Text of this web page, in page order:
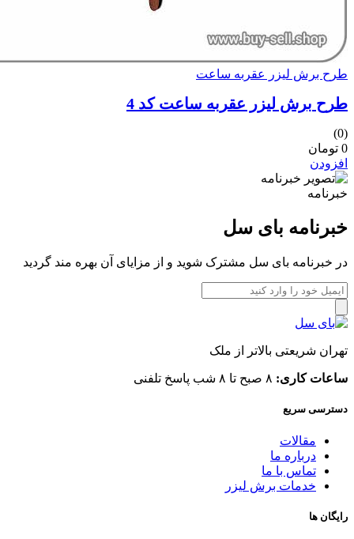
طرح برش لیزر عقربه ساعت
طرح برش لیزر عقربه ساعت کد 4
(0)
0 تومان
افزودن
خبرنامه
خبرنامه بای سل
در خبرنامه بای سل مشترک شوید و از مزایای آن بهره مند گردید
تهران شریعتی بالاتر از ملک
ساعات کاری: ۸ صبح تا ۸ شب پاسخ تلفنی
دسترسی سریع
مقالات
درباره ما
تماس با ما
خدمات برش لیزر
رایگان ها